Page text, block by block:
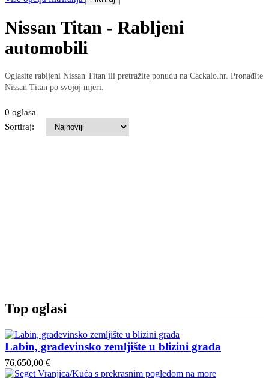
Nissan Titan - Rabljeni
automobili
Oglasite rabljeni Nissan Titan ili pretražite ponudu na Cackalo.hr. Pronađite
Nissan Titan po svojoj mjeri.
0 oglasa
Sortiraj:
Top oglasi
Labin, građevinsko zemljište u blizini grada
76.650,00 €